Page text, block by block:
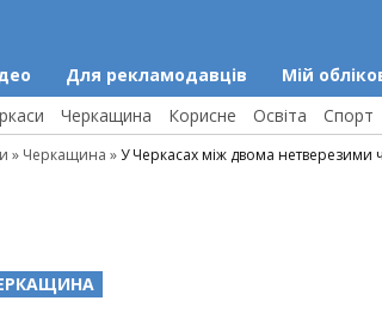
Для рекламодавців Мій
Черкащина Корисне Освіта Спорт
» Черкащина »У Черкасах між двома нетверезими